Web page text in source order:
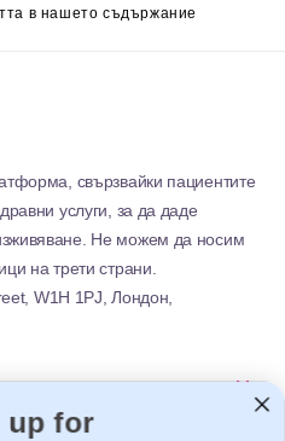
в нашето съдържание
свързвайки пациентите
услуги, за да даде
Не можем да носим
на трети страни.
W1H 1PJ, Лондон,
up for